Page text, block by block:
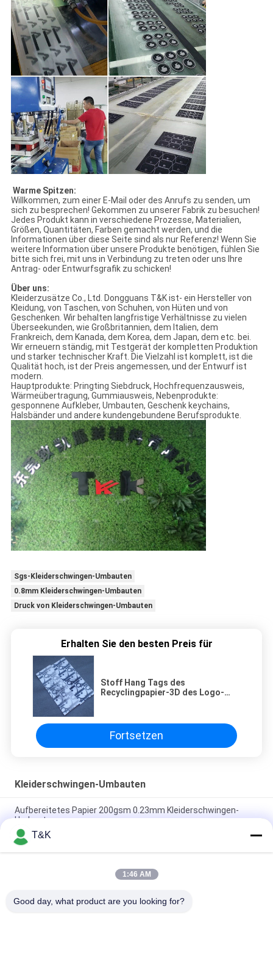
Warme Spitzen:
Willkommen, zum einer E-Mail oder des Anrufs zu senden, um
sich zu besprechen! Gekommen zu unserer Fabrik zu besuchen!
Jedes Produkt kann in verschiedene Prozesse, Materialien,
Größen, Quantitäten, Farben gemacht werden, und die
Informationen über diese Seite sind als nur Referenz! Wenn Sie
weitere Information über unsere Produkte benötigen, fühlen Sie
bitte sich frei, mit uns in Verbindung zu treten oder uns Ihre
Antrag- oder Entwurfsgrafik zu schicken!
Über uns:
Kleiderzusätze Co., Ltd. Dongguans T&K ist- ein Hersteller von
Kleidung, von Taschen, von Schuhen, von Hüten und von
Geschenken. Wir behalten langfristige Verhältnisse zu vielen
Überseekunden, wie Großbritannien, dem Italien, dem
Frankreich, dem Kanada, dem Korea, dem Japan, dem etc. bei.
Wir erneuern ständig, mit Testgerät der kompletten Produktion
und starker technischer Kraft. Die Vielzahl ist komplett, ist die
Qualität hoch, ist der Preis angemessen, und der Entwurf ist
modern.
Hauptprodukte: Pringting Siebdruck, Hochfrequenzausweis,
Wärmeübertragung, Gummiausweis, Nebenprodukte:
gesponnene Aufkleber, Umbauten, Geschenk keychains,
Halsbänder und andere kundengebundene Berufsprodukte.
Sgs-Kleiderschwingen-Umbauten
0.8mm Kleiderschwingen-Umbauten
Druck von Kleiderschwingen-Umbauten
Erhalten Sie den besten Preis für
Stoff Hang Tags des
Recyclingpapier-3D des Logo-
Fortsetzen
Kleiderschwingen-Umbauten
Aufbereitetes Papier 200gsm 0.23mm Kleiderschwingen-
Umbauten
Beschichteter Art Paper Ultrasonic Cut 0.6mm Papier-Hang
Tags For Clothing
Stützbare Schwingen-Umbauten Sicherheitsnadel 14pt
T&K
1:46 AM
Good day, what product are you looking for?